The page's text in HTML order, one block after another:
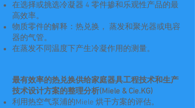
在选择或挑选冷凝器 4 零件掺和乐观性产品的最
高效率。
物质零件的解释：热兑换， 蒸发和聚光器或电容
器的气管。
在蒸发不同温度下产生冷凝作用的测量。
最有效率的热兑换供给家庭器具工程技术和生产
技术设计方案的整理分析(Miele & Cie.KG)
利用热空气泵浦的Miele 烘干方案的评估。